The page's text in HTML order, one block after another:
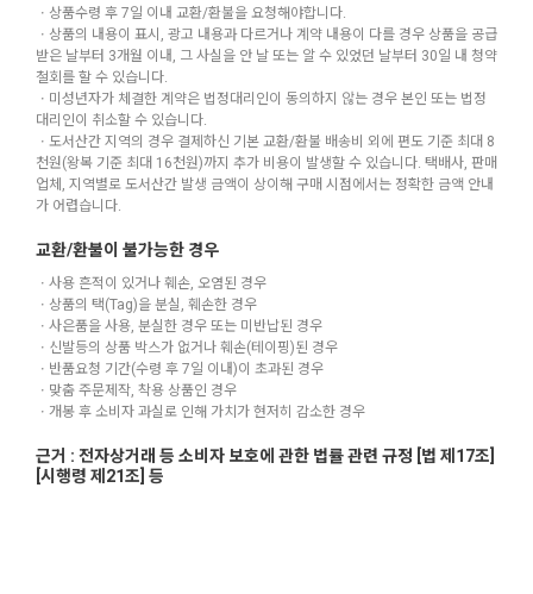
ㆍ상품수령 후 7일 이내 교환/환불을 요청해야합니다.
ㆍ상품의 내용이 표시, 광고 내용과 다르거나 계약 내용이 다를 경우 상품을 공급
받은 날부터 3개월 이내, 그 사실을 안 날 또는 알 수 있었던 날부터 30일 내 청약
철회를 할 수 있습니다.
ㆍ미성년자가 체결한 계약은 법정대리인이 동의하지 않는 경우 본인 또는 법정
대리인이 취소할 수 있습니다.
ㆍ도서산간 지역의 경우 결제하신 기본 교환/환불 배송비 외에 편도 기준 최대 8
천원(왕복 기준 최대 16천원)까지 추가 비용이 발생할 수 있습니다. 택배사, 판매
업체, 지역별로 도서산간 발생 금액이 상이해 구매 시점에서는 정확한 금액 안내
가 어렵습니다.
교환/환불이 불가능한 경우
ㆍ사용 흔적이 있거나 훼손, 오염된 경우
ㆍ상품의 택(Tag)을 분실, 훼손한 경우
ㆍ사은품을 사용, 분실한 경우 또는 미반납된 경우
ㆍ신발등의 상품 박스가 없거나 훼손(테이핑)된 경우
ㆍ반품요청 기간(수령 후 7일 이내)이 초과된 경우
ㆍ맞춤 주문제작, 착용 상품인 경우
ㆍ개봉 후 소비자 과실로 인해 가치가 현저히 감소한 경우
근거 : 전자상거래 등 소비자 보호에 관한 법률 관련 규정 [법 제17조]
[시행령 제21조] 등